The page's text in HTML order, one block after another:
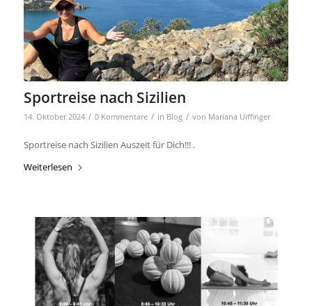
Sportreise nach Sizilien
14. Oktober 2024 / 0 Kommentare / in Blog / von Mariana Uiffinger
Sportreise nach Sizilien Auszeit für Dich!!! .
Weiterlesen